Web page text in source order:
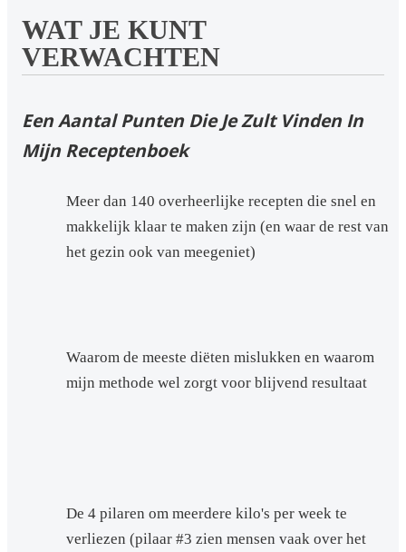
WAT JE KUNT
VERWACHTEN
Een Aantal Punten Die Je Zult Vinden In
Mijn Receptenboek
Meer dan 140 overheerlijke recepten die snel en
makkelijk klaar te maken zijn (en waar de rest van
het gezin ook van meegeniet)
Waarom de meeste diëten mislukken en waarom
mijn methode wel zorgt voor blijvend resultaat
De 4 pilaren om meerdere kilo's per week te
verliezen (pilaar #3 zien mensen vaak over het